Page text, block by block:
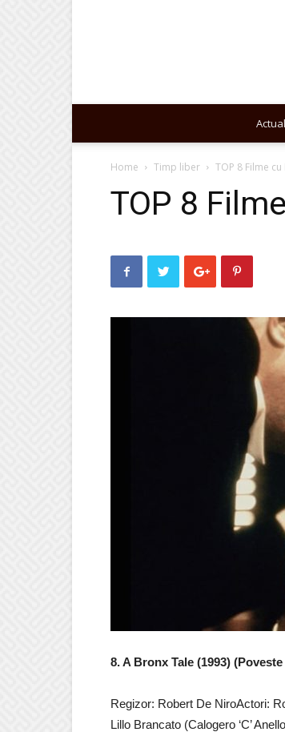
Home Timp liber TOP 8 Filme
TOP 8
8. A Bronx Tale (1993)
Regizor: Robert De NiroActori:
Lillo Brancato (Calogero ‘C’